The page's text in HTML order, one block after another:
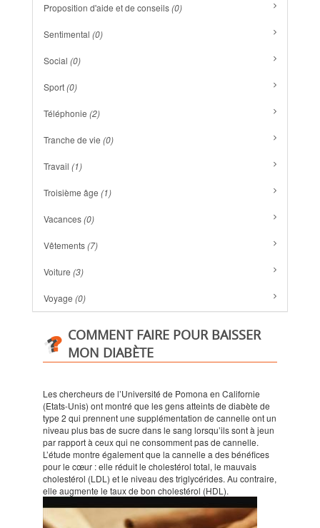
Proposition d'aide et de conseils(0)
Sentimental (0)
Social (0)
Sport(0)
Téléphonie (2)
Tranche de vie (0)
Travail (1)
Troisième âge (1)
Vacances(0)
Vêtements(7)
Voiture (3)
Voyage (0)
COMMENT FAIRE POUR BAISSER
MON DIABÈTE
Les chercheurs de l’Université de Pomona en Californie
(Etats-Unis) ont montré que les gens atteints de diabète de
type 2 qui prennent une supplémentation de cannelle ont un
niveau plus bas de sucre dans le sang lorsqu’ils sont à jeun
par rapport à ceux qui ne consomment pas de cannelle.
L’étude montre également que la cannelle a des bénéfices
pour le cœur : elle réduit le cholestérol total, le mauvais
cholestérol (LDL) et le niveau des triglycérides. Au contraire,
elle augmente le taux de bon cholestérol (HDL).